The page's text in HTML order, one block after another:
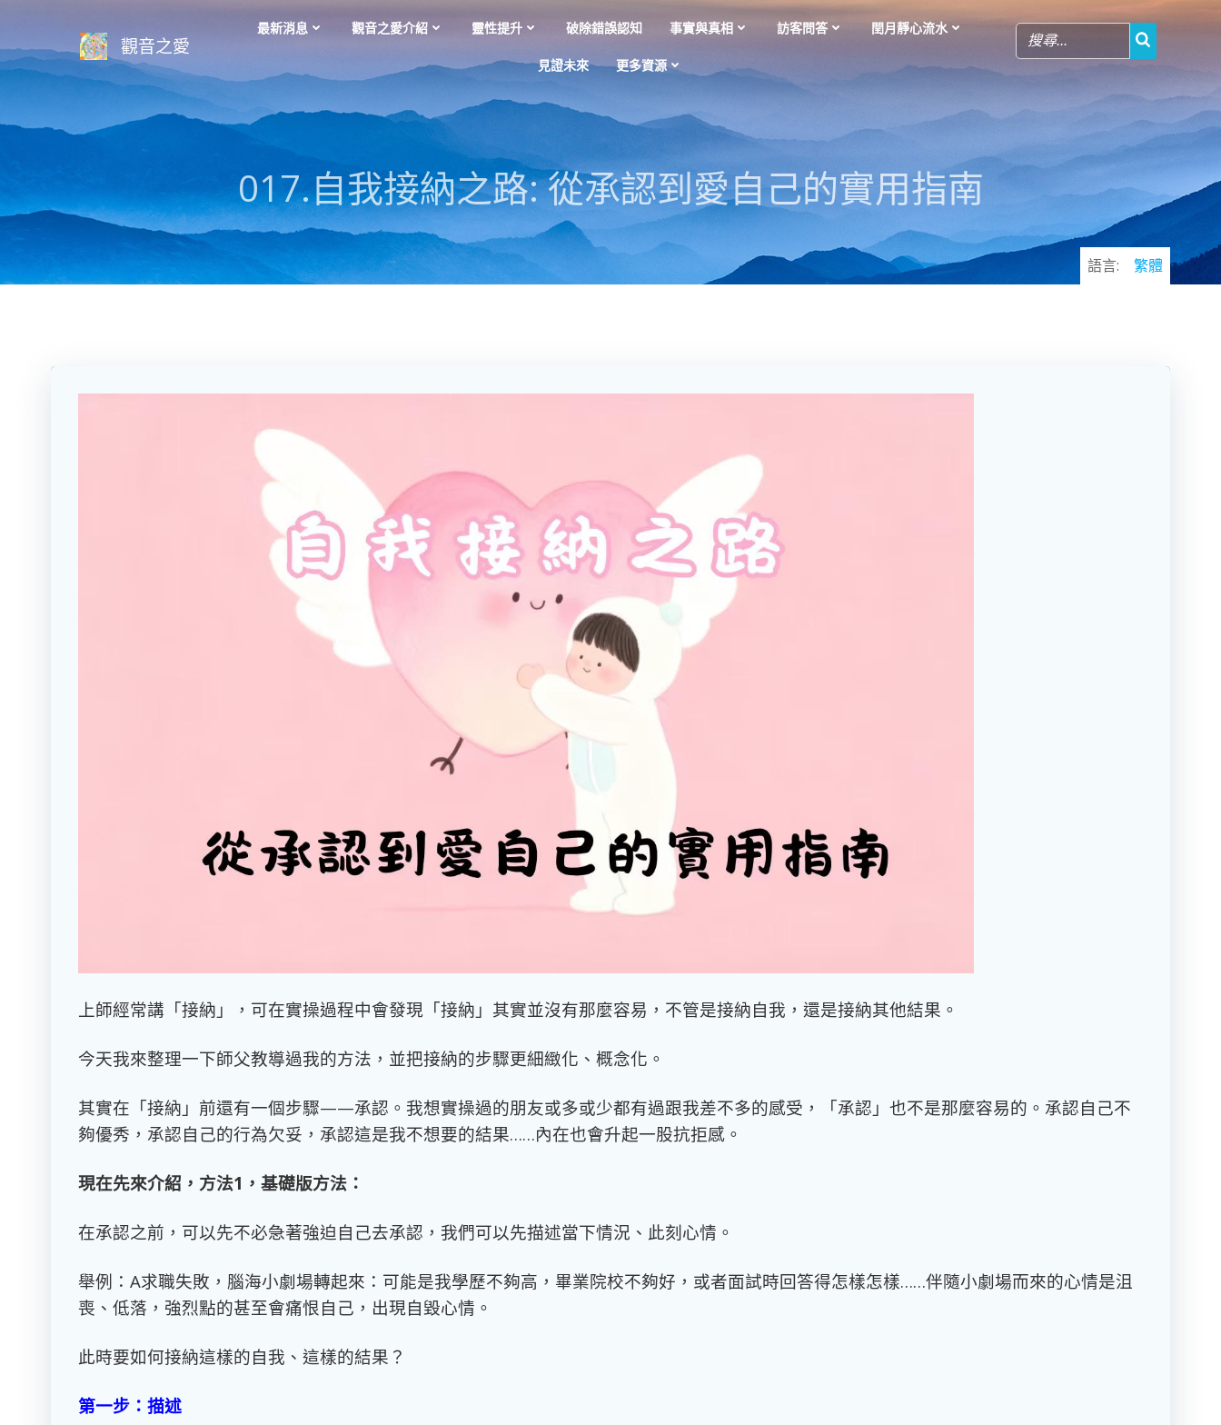
content
觀音之愛
最新消息 觀音之愛介紹 靈性提升 破除錯誤認知 事實與真相 訪客問答 閏月靜心流水
見證未來 更多資源
017.自我接納之路: 從承認到愛自己的實用指南
語言: 繁體
上師經常講「接納」，可在實操過程中會發現「接納」其實並沒有那麼容易，不管是接納自我，還是接納其他結果。
今天我來整理一下師父教導過我的方法，並把接納的步驟更細緻化、概念化。
其實在「接納」前還有一個步驟——承認。我想實操過的朋友或多或少都有過跟我差不多的感受，「承認」也不是那麼容易的。 承認自己不
夠優秀，承認自己的行為欠妥，承認這是我不想要的結果……內在也會升起一股抗拒感。
現在先來介紹，方法1 ，基礎版方法：
在承認之前，可以先不必急著強迫自己去承認，我們可以先描述當下情況、此刻心情。
舉例： A求職失敗，腦海小劇場轉起來：可能是我學歷不夠高，畢業院校不夠好，或者面試時回答得怎樣怎樣……伴隨小劇場而來的心情是沮
喪、低落，強烈點的甚至會痛恨自己，出現自毀心情。
此時要如何接納這樣的自我、這樣的結果？
第一步：描述